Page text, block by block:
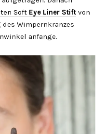
Soft Eye Liner Stift von
des Wimpernkranzes
anfange.